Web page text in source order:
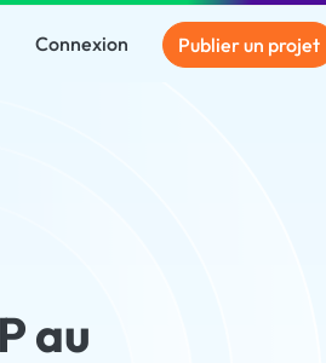
Connexion Publier un projet
au